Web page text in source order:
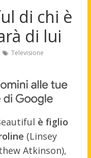
di chi è
di lui
Televisione
è figlio
(Linsey
Atkinson),